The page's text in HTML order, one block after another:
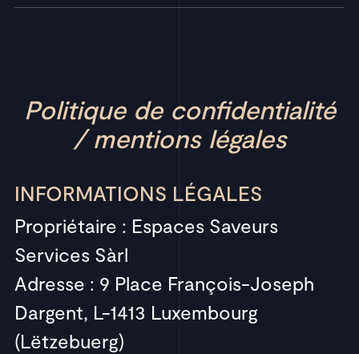
Politique de confidentialité
/ mentions légales
INFORMATIONS LÉGALES
Propriétaire : Espaces Saveurs
Services Sàrl
Adresse : 9 Place François-Joseph
Dargent, L-1413 Luxembourg
(Lëtzebuerg)